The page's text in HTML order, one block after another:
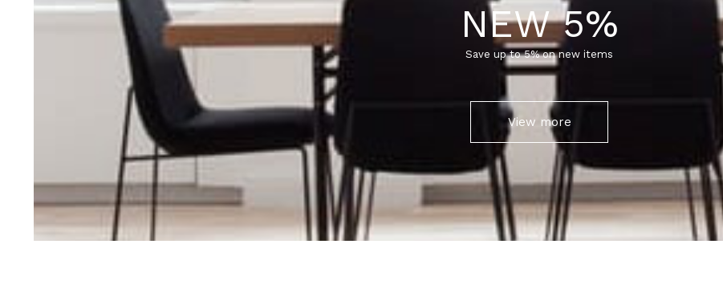
NEW 5%
Save up to 5% on new items
View more